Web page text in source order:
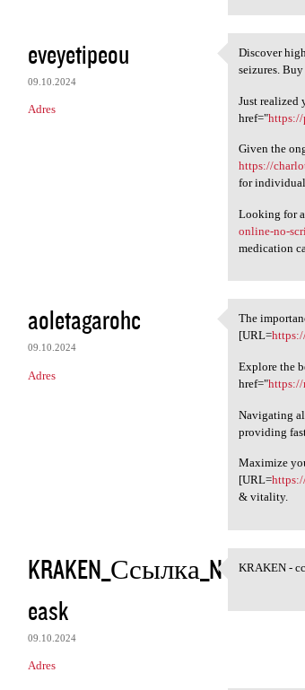
eveyetipeou
09.10.2024
Adres
Discover
Discover
seizures.
Just realized
href="
Given the
https://
for
Looking for
online-no-
medication
aoletagarohc
09.10.2024
Adres
The
The
[URL=
Explore the
href="
Navigating
providing
Maximize
[URL=
& vitality.
KRAKEN_Ссылка_N
eask
09.10.2024
Adres
KRAKEN
KRAKEN -